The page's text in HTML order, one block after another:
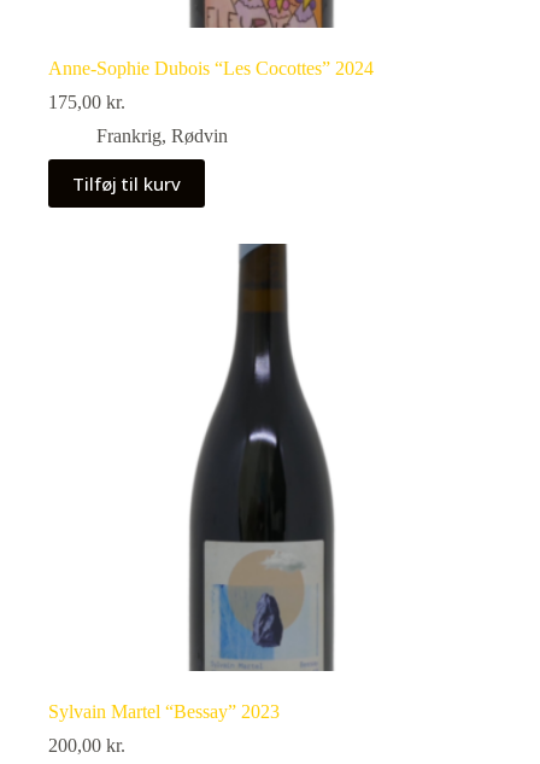
Anne-Sophie Dubois “Les Cocottes” 2024
175,00 kr.
Frankrig, Rødvin
Tilføj til kurv
Sylvain Martel “Bessay” 2023
200,00 kr.